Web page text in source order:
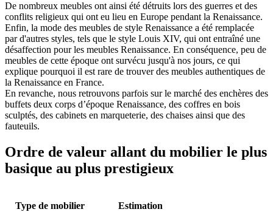
De nombreux meubles ont ainsi été détruits lors des guerres et des
conflits religieux qui ont eu lieu en Europe pendant la Renaissance.
Enfin, la mode des meubles de style Renaissance a été remplacée
par d'autres styles, tels que le style Louis XIV, qui ont entraîné une
désaffection pour les meubles Renaissance. En conséquence, peu de
meubles de cette époque ont survécu jusqu'à nos jours, ce qui
explique pourquoi il est rare de trouver des meubles authentiques de
la Renaissance en France.
En revanche, nous retrouvons parfois sur le marché des enchères des
buffets deux corps d’époque Renaissance, des coffres en bois
sculptés, des cabinets en marqueterie, des chaises ainsi que des
fauteuils.
Ordre de valeur allant du mobilier le plus
basique au plus prestigieux
Type de mobilier Estimation